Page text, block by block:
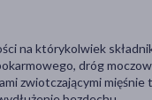
na którykolwiek
dróg
zwiotczającymi